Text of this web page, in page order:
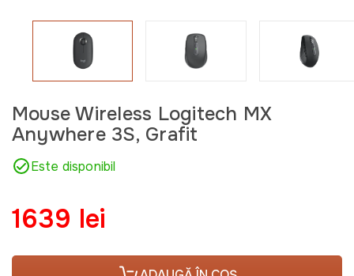
Mouse Wireless Logitech MX
Anywhere 3S, Grafit
Este disponibil
1639 lei